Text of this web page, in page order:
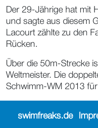
Der 29-Jährige hat mit
und sagte aus diesem
Lacourt zählte zu den
Rücken.
Über die 50m-Strecke
Weltmeister. Die
Schwimm-WM 2013
swimfreaks.de